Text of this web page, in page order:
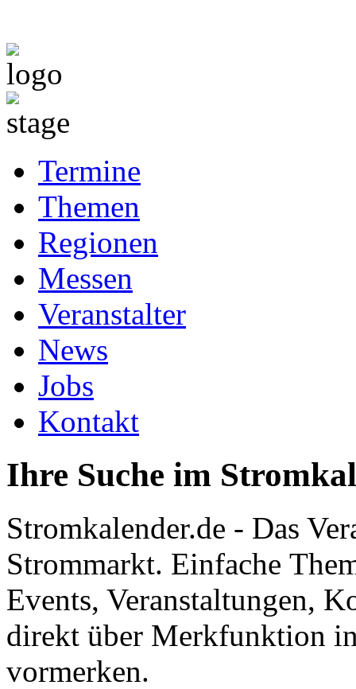
Termine
Themen
Regionen
Messen
Veranstalter
News
Jobs
Kontakt
Ihre Suche im
Stromkalender.de - Das
Strommarkt. Einfache
Events, Veranstaltungen,
direkt über Merkfunktion
vormerken.